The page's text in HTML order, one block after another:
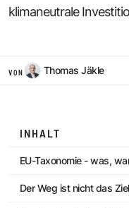
klimaneutrale
VON Thomas Jäkle
INHALT
EU-Taxonomie - was,
Der Weg ist nicht das